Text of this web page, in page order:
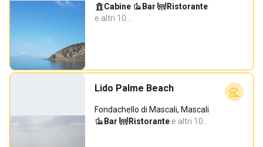
Cabine· Bar· Ristorante·
e altri 10…
Lido Palme Beach
Fondachello di Mascali, Mascali
Bar· Ristorante·e altri 10…